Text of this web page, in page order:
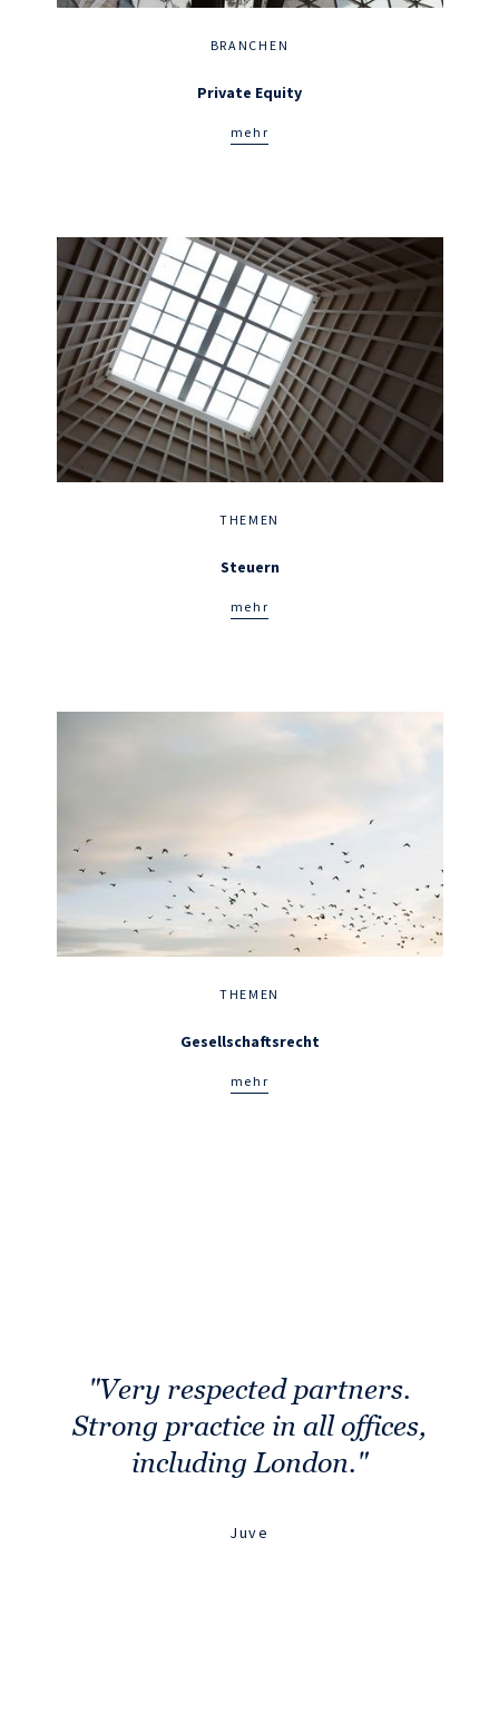
Very respected partners.
Strong practice in all offices,
including London.
Juve
BRANCHEN
Private Equity
mehr
THEMEN
Steuern
mehr
THEMEN
Gesellschaftsrecht
mehr